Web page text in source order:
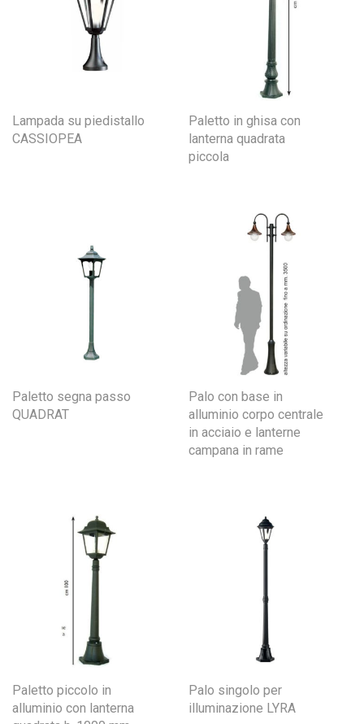
Lampada su piedistallo
CASSIOPEA
Paletto in ghisa con
lanterna quadrata
piccola
Paletto segna passo
QUADRAT
Palo con base in
alluminio corpo centrale
in acciaio e lanterne
campana in rame
Paletto piccolo in
alluminio con lanterna
Palo singolo per
illuminazione LYRA